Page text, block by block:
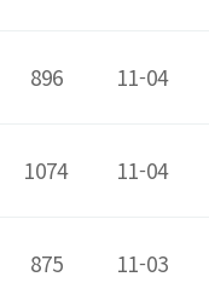
896 11-04
1074 11-04
875 11-03